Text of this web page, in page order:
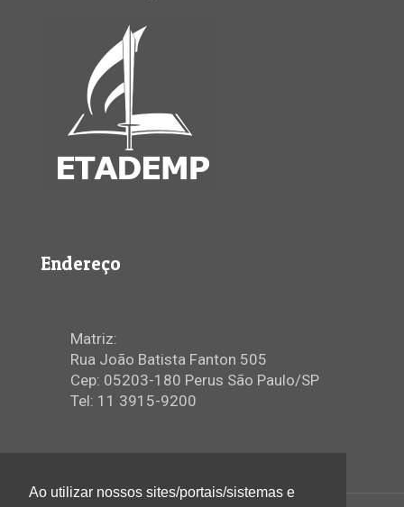
Endereço
Matriz:
Rua João Batista Fanton 505
Cep: 05203-180 Perus São Paulo/SP
Tel: 11 3915-9200
Ao utilizar nossos sites/portais/sistemas e